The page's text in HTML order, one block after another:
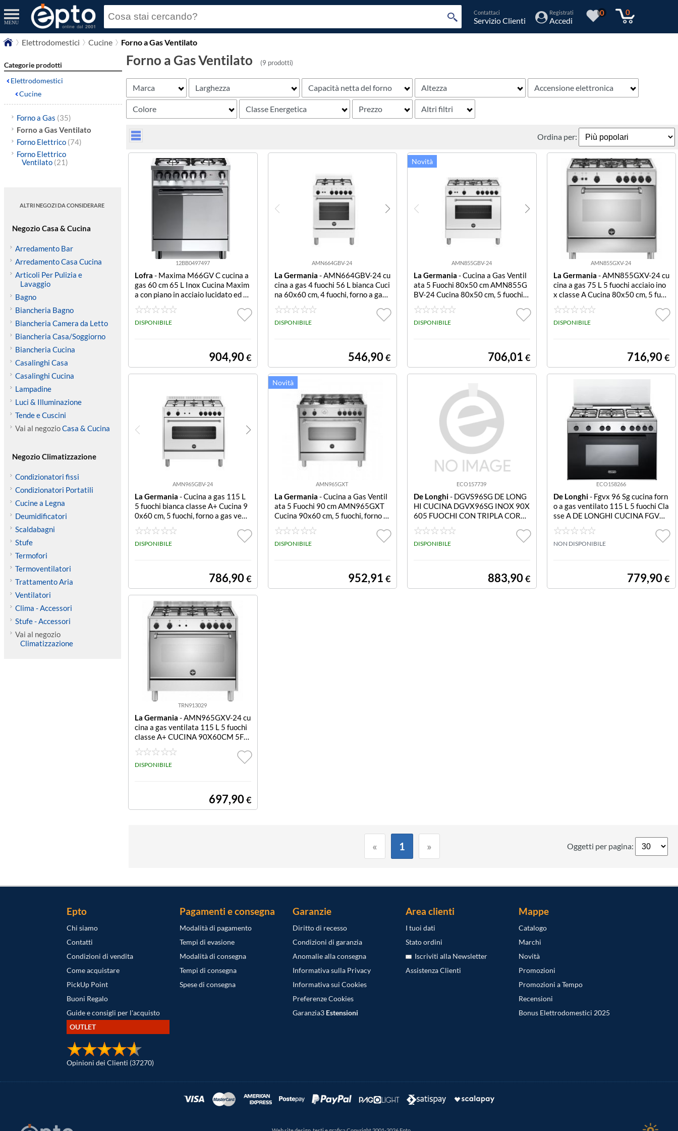
MENU
Contattaci
Servizio Clienti
Registrati
Accedi
0 0
Elettrodomestici Cucine Forno a Gas Ventilato
Categorie prodotti
Elettrodomestici
Cucine
Forno a Gas (35)
Forno a Gas Ventilato
Forno Elettrico (74)
Forno Elettrico
Ventilato (21)
ALTRI NEGOZI DA CONSIDERARE
Negozio Casa & Cucina
Arredamento Bar
Arredamento Casa Cucina
Articoli Per Pulizia e
Lavaggio
Bagno
Biancheria Bagno
Biancheria Camera da Letto
Biancheria Casa/Soggiorno
Biancheria Cucina
Casalinghi Casa
Casalinghi Cucina
Lampadine
Luci & Illuminazione
Tende e Cuscini
Vai al negozioCasa & Cucina
Negozio Climatizzazione
Condizionatori fissi
Condizionatori Portatili
Cucine a Legna
Deumidificatori
Scaldabagni
Stufe
Termofori
Termoventilatori
Trattamento Aria
Ventilatori
Clima - Accessori
Stufe - Accessori
Vai al negozio
Climatizzazione
Forno a Gas Ventilato (9 prodotti)
Marca Larghezza Capacità netta del forno Altezza Accensione elettronica
Colore Classe Energetica Prezzo Altri filtri
Ordina per:
12BB0497497
Lofra - Maxima M66GV C cucina a
gas 60 cm 65 L Inox Cucina Maxim
a con piano in acciaio lucidato ed es
tetica inox, 4 fuochi gas di cui 1 trip
la corona, forno a gas ventilato con
grill elettrico, classe energetica A,
DISPONIBILE
904,90€
AMN664GBV-24
La Germania - AMN664GBV-24 cu
cina a gas 4 fuochi 56 L bianca Cuci
na 60x60 cm, 4 fuochi, forno a gas
ventilato con grill elettrico, 5 funzi
oni, estetica colore bianco, manopo
le soft touch, volume forno 56 lt., c
DISPONIBILE
546,90€
AMN855GBV-24
La Germania - Cucina a Gas Ventil
ata 5 Fuochi 80x50 cm AMN855G
BV-24 Cucina 80x50 cm, 5 fuochi, f
orno a gas ventilato con grill, esteti
ca colore bianco, tripla corona cent
rale, manopole soft touch, forno 5 f
DISPONIBILE
706,01 €
AMN855GXV-24
La Germania - AMN855GXV-24 cu
cina a gas 75 L 5 fuochi acciaio ino
x classe A Cucina 80x50 cm, 5 fuoc
hi, forno a gas ventilato con grill, es
tetica inox, tripla corona centrale,
manopole soft touch, forno 5 funzio
DISPONIBILE
716,90€
AMN965GBV-24
La Germania - Cucina a gas 115 L
5 fuochi bianca classe A+ Cucina 9
0x60 cm, 5 fuochi, forno a gas venti
lato con grill elettrico, 5 funzioni, e
stetica colore bianco, manopole sof
t touch, volume forno 117 lt., conta
DISPONIBILE
786,90€
AMN965GXT
La Germania - Cucina a Gas Ventil
ata 5 Fuochi 90 cm AMN965GXT
Cucina 90x60 cm, 5 fuochi, forno a
gas ventilato con grill elettrico, 5 f
unzioni, estetica inox, manopole so
ft touch, alzatina in acciaio, volume
DISPONIBILE
952,91 €
ECO157739
De Longhi- DGVS96SG DE LONG
HI CUCINA DGVX96SG INOX 90X
605 FUOCHI CON TRIPLA CORO
NAFORNO GAS VENTILATO GRIL
DISPONIBILE
883,90€
ECO158266
De Longhi- Fgvx 96 Sg cucina forn
o a gas ventilato 115 L 5 fuochi Cla
sse A DE LONGHI CUCINA FGVX
96 SG INOX 90X605FUOCHIDOP
P CORONAFORNOGAS VENTILA
TOCOP. IN VETROV
NON DISPONIBILE
779,90€
TRN913029
La Germania - AMN965GXV-24 cu
cina a gas ventilata 115 L 5 fuochi
classe A+ CUCINA 90X60CM 5F/
GAS F.GAS VENT. AMERICANA IN
OX
DISPONIBILE
697,90€
« 1 » Oggetti per pagina:
Epto
Chi siamo
Contatti
Condizioni di vendita
Come acquistare
PickUp Point
Buoni Regalo
Guide e consigli per l'acquisto
OUTLET
Opinioni dei Clienti (37270)
Pagamenti e consegna
Modalità di pagamento
Tempi di evasione
Modalità di consegna
Tempi di consegna
Spese di consegna
Garanzie
Diritto di recesso
Condizioni di garanzia
Anomalie alla consegna
Informativa sulla Privacy
Informativa sui Cookies
Preferenze Cookies
Garanzia3 Estensioni
Area clienti
I tuoi dati
Stato ordini
Iscriviti alla Newsletter
Assistenza Clienti
Mappe
Catalogo
Marchi
Novità
Promozioni
Promozioni a Tempo
Recensioni
Bonus Elettrodomestici 2025